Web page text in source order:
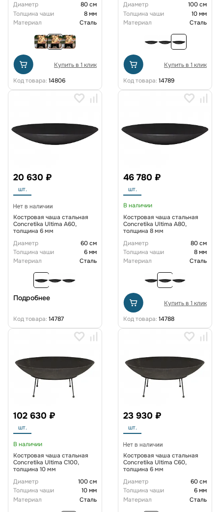
Диаметр
80 см
Толщина чаши
8 мм
Материал
Сталь
Купить в 1 клик
Код товара: 14806
Диаметр
100 см
Толщина чаши
10 мм
Материал
Сталь
Купить в 1 клик
Код товара: 14789
20 630 ₽
шт.
Костровая чаша стальная
Concretika Ultima A60,
толщина 6 мм
Диаметр
60 см
Толщина чаши
6 мм
Материал
Сталь
Подробнее
Код товара: 14787
46 780 ₽
шт.
В наличии
Костровая чаша стальная
Concretika Ultima A80,
толщина 8 мм
Диаметр
80 см
Толщина чаши
8 мм
Материал
Сталь
Купить в 1 клик
Код товара: 14788
102 630 ₽
шт.
В наличии
Костровая чаша стальная
Concretika Ultima C100,
толщина 10 мм
Диаметр
100 см
Толщина чаши
10 мм
Материал
Сталь
23 930 ₽
шт.
Костровая чаша стальная
Concretika Ultima C60,
толщина 6 мм
Диаметр
60 см
Толщина чаши
6 мм
Материал
Сталь